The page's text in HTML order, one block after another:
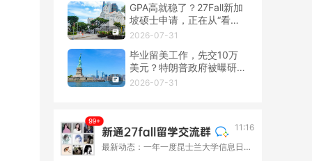
GPA高就稳了？27Fall新加
坡硕士申请，正在从“看
分”转向“看整套证据”
2026-07-31
毕业留美工作，先交10万
美元？特朗普政府被曝研究
OPT新收费
2026-07-31
11:16
最新动态：一年一度昆士兰大学信息日来啦！9月与你相约六座城市